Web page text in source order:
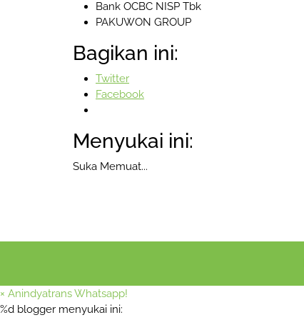
Bank OCBC NISP Tbk
PAKUWON GROUP
Bagikan ini:
Twitter
Facebook
Menyukai ini:
Suka Memuat...
× Anindyatrans Whatsapp!
%d blogger menyukai ini: